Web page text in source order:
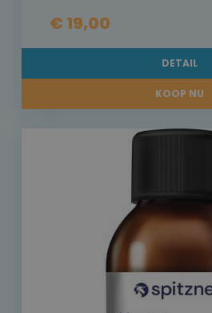
€ 19,00
DETAIL
KOOP NU